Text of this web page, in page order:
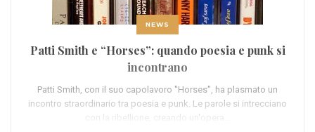
NEWS
Patti Smith e “Horses”: quando poesia e punk si
incontrano
Patti Smith, con il suo capolavoro "Horses", ha plasmato un
incontro straordinario tra poesia e punk. Le parole si intrecciano
con la ribellione, creando un'opera…